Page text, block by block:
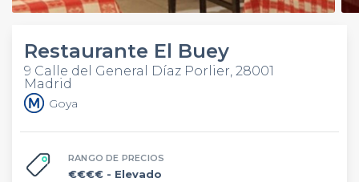
Restaurante El Buey
9 Calle del General Díaz Porlier, 28001
Madrid
Goya
RANGO DE PRECIOS
€€€€ - Elevado